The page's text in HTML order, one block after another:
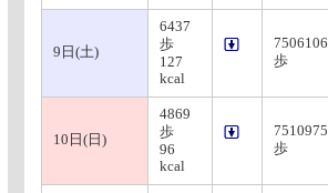
9日(土)
6437
歩
127
kcal
7506106
歩
10日(日)
4869
歩
96
kcal
7510975
歩